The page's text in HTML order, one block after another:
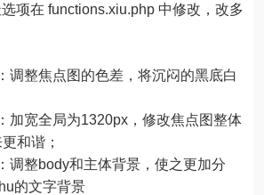
项在 functions.xiu.php 中修改，改多
调整焦点图的色差，将沉闷的黑底白
加宽全局为1320px，修改焦点图整体
和谐；
调整body和主体背景，使之更加分
的文字背景